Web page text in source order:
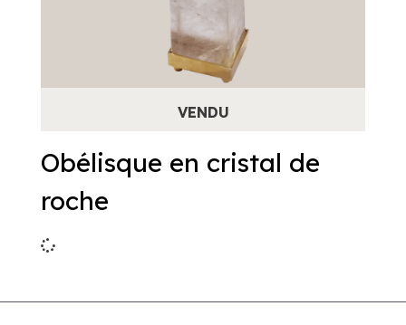
Obélisque en cristal de
roche